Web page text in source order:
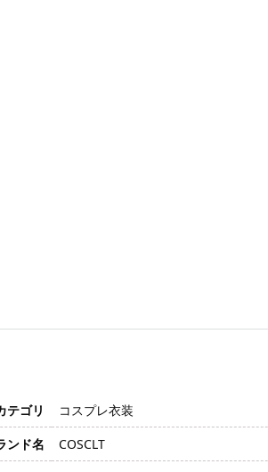
テゴリ
コスプレ衣装
ンド名
COSCLT